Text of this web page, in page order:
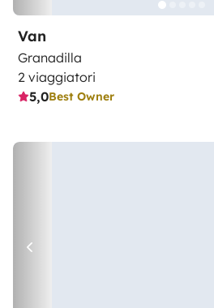
Van
Granadilla
2 viaggiatori
5,0Best Owner